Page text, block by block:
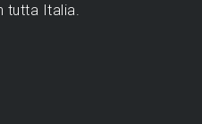
tutta Italia.